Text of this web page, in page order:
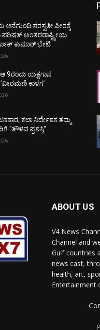
ಆನೆಗುಂದಿ ಸರಸ್ವತೀ ಪೀಠಕ್ಕೆ
ಪರಿಷತ್ ಅಂತರರಾಷ್ಟ್ರೀಯ
ಕುಮಾರ್ ಭೇಟಿ
ಯಕ್ಷಗಾನ
ಕಾಳಗ’
ಕಲಾ ನಿರ್ದೇಶಕ ತಮ್ಮ
“ತೌಳವ ಪ್ರಶಸ್ತಿ”
ABOUT US
V4 News
Channel and
Gulf countries
news cast,
health, art,
Entertainment